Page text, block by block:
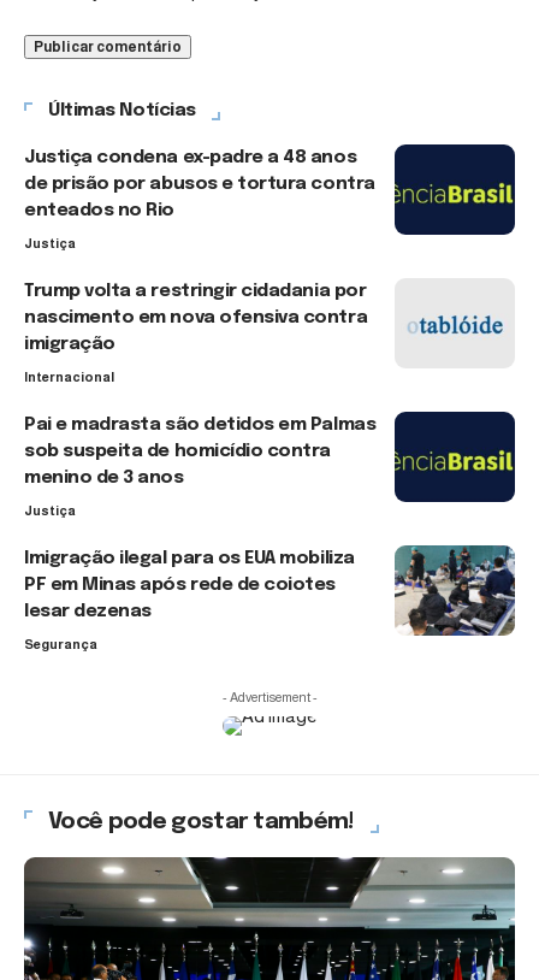
Últimas Notícias
Justiça condena ex-padre a 48 anos
de prisão por abusos e tortura contra
enteados no Rio
Justiça
Trump volta a restringir cidadania por
nascimento em nova ofensiva contra
imigração
Internacional
Pai e madrasta são detidos em Palmas
sob suspeita de homicídio contra
menino de 3 anos
Justiça
Imigração ilegal para os EUA mobiliza
PF em Minas após rede de coiotes
lesar dezenas
Segurança
- Advertisement -
Você pode gostar também!